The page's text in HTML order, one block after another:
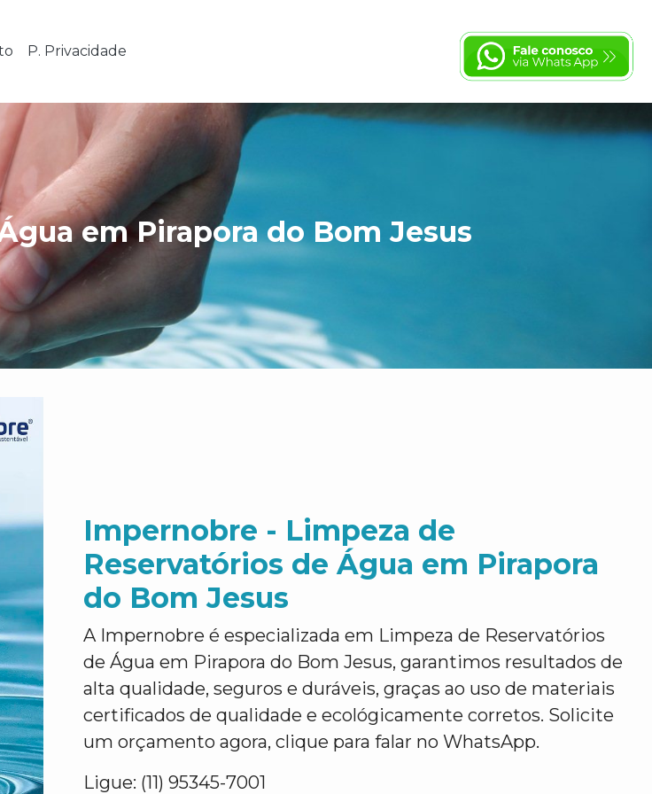
P. Privacidade
em Pirapora do Bom Jesus
Impernobre - Limpeza de
Reservatórios de Água em Pirapora
do Bom Jesus
A Impernobre é especializada em Limpeza de Reservatórios
de Água em Pirapora do Bom Jesus, garantimos resultados de
alta qualidade, seguros e duráveis, graças ao uso de materiais
certificados de qualidade e ecológicamente corretos. Solicite
um orçamento agora, clique para falar no WhatsApp.
Ligue: (11) 95345-7001